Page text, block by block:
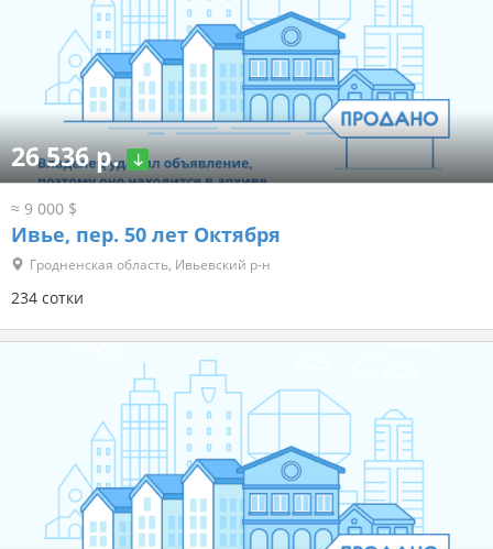
26 536 р.
≈ 9 000 $
Ивье, пер. 50 лет Октября
Гродненская область, Ивьевский р-н
234 сотки